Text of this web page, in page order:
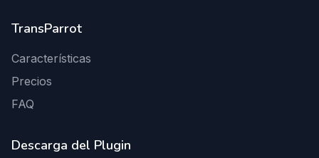
TransParrot
Características
Precios
FAQ
Descarga del Plugin